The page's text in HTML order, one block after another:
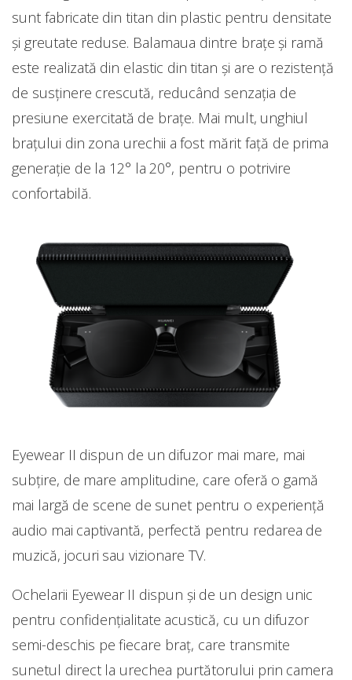
sunt fabricate din titan din plastic pentru densitate
și greutate reduse. Balamaua dintre brațe și ramă
este realizată din elastic din titan și are o rezistență
de susținere crescută, reducând senzația de
presiune exercitată de brațe. Mai mult, unghiul
brațului din zona urechii a fost mărit față de prima
generație de la 12° la 20°, pentru o potrivire
confortabilă.
Eyewear II dispun de un difuzor mai mare, mai
subțire, de mare amplitudine, care oferă o gamă
mai largă de scene de sunet pentru o experiență
audio mai captivantă, perfectă pentru redarea de
muzică, jocuri sau vizionare TV.
Ochelarii Eyewear II dispun și de un design unic
pentru confidențialitate acustică, cu un difuzor
semi-deschis pe fiecare braț, care transmite
sunetul direct la urechea purtătorului prin camera